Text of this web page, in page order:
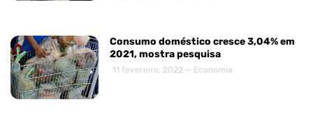
Consumo doméstico cresce 3,04% em
2021, mostra pesquisa
11 fevereiro, 2022 — Economia